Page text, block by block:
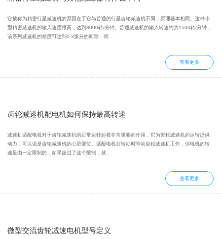
它被称为精密行星减速机的原因在于它与普通的行星齿轮减速机不同，原理基本相同。这种小
型精密减速机的输入速度很高，达到8000转/分钟。普通减速机的输入转速约为1500转/分钟，
该系列减速机的精度可达到0-3弧分的间隙，伺…
查看更多
齿轮减速机配电机如何保持最高转速
减速机适配电机对于齿轮减速机的正常运转起着非常重要的作用，它为齿轮减速机的运转提供
动力，可以说是齿轮减速机的心脏部位。适配电机在转动时带动齿轮减速机工作，但电机的转
速是由一定限制的，如果超过了这个限制，就…
查看更多
微型交流齿轮减速电机型号定义